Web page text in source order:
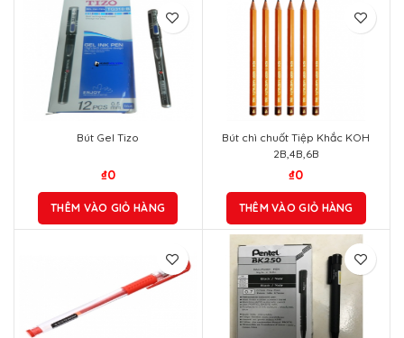
Bút Gel Tizo
₫0
THÊM VÀO GIỎ HÀNG
Bút chì chuốt Tiệp Khắc KOH
2B,4B,6B
₫0
THÊM VÀO GIỎ HÀNG